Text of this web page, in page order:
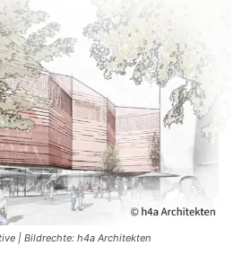
| Bildrechte: h4a Architekten